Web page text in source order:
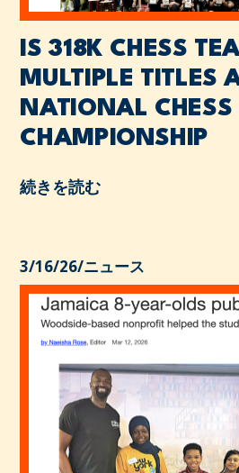
IS 318K CHESS
MULTIPLE TITLES
NATIONAL CHESS
CHAMPIONSHIP
続きを読む
3/16/26/ニュース